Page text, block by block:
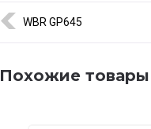
Габариты коробки
Цвет
WBR GP645
Похожие товары